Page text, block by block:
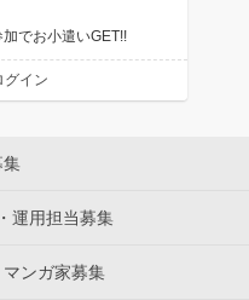
でお小遣いGET!!
グイン
集
運用担当募集
ンガ家募集